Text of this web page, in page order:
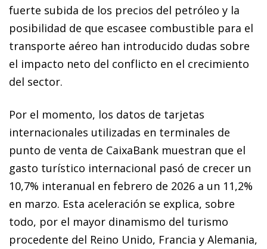
fuerte subida de los precios del petróleo y la
posibilidad de que escasee combustible para el
transporte aéreo han introducido dudas sobre
el impacto neto del conflicto en el crecimiento
del sector.
Por el momento, los datos de tarjetas
internacionales utilizadas en terminales de
punto de venta de CaixaBank muestran que el
gasto turístico internacional pasó de crecer un
10,7% interanual en febrero de 2026 a un 11,2%
en marzo. Esta aceleración se explica, sobre
todo, por el mayor dinamismo del turismo
procedente del Reino Unido, Francia y Alemania,